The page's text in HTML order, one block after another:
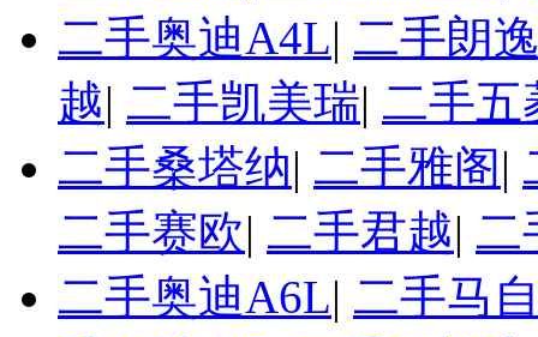
二手奥迪A4L| 二手朗
越| 二手凯美瑞| 二手五
二手桑塔纳| 二手雅阁|
二手赛欧| 二手君越| 二
二手奥迪A6L| 二手马